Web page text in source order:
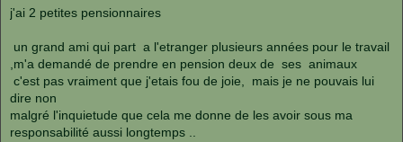
s
s
e
j'ai 2 petites pensionnaires
un grand ami qui part a l'etranger plusieurs années pour le travail
,m'a demandé de prendre en pension deux de ses animaux
c'est pas vraiment que j'etais fou de joie, mais je ne pouvais lui
dire non
malgré l'inquietude que cela me donne de les avoir sous ma
responsabilité aussi longtemps ..